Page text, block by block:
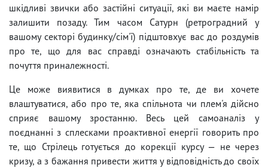
шкідливі звички або застійні ситуації, які ви маєте намір
залишити позаду. Тим часом Сатурн (ретроградний у
вашому секторі будинку/сім'ї) підштовхує вас до роздумів
про те, що для вас справді означають стабільність та
почуття приналежності.
Це може виявитися в думках про те, де ви хочете
влаштуватися, або про те, яка спільнота чи плем'я дійсно
сприяє вашому зростанню. Весь цей самоаналіз у
поєднанні з сплесками проактивної енергії говорить про
те, що Стрілець готується до корекції курсу — не через
кризу, а з бажання привести життя у відповідність до своїх